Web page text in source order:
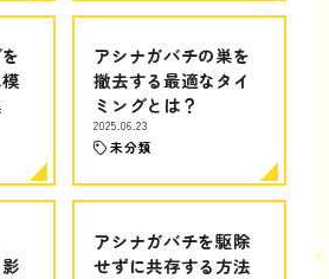
アシナガバチの巣を
撤去する最適なタイ
ミングとは？
2025.06.23
未分類
アシナガバチを駆除
せずに共存する方法